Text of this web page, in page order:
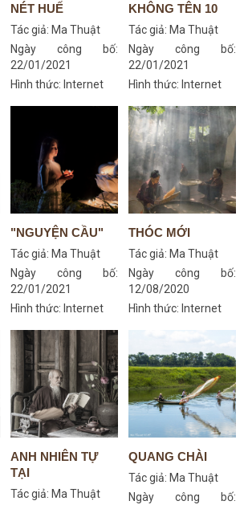
NÉT HUẾ
Tác giả: Ma Thuật
Ngày công bố:
22/01/2021
Hình thức: Internet
KHÔNG TÊN 10
Tác giả: Ma Thuật
Ngày công bố:
22/01/2021
Hình thức: Internet
"NGUYỆN CẦU"
Tác giả: Ma Thuật
Ngày công bố:
22/01/2021
Hình thức: Internet
THÓC MỚI
Tác giả: Ma Thuật
Ngày công bố:
12/08/2020
Hình thức: Internet
ANH NHIÊN TỰ
TẠI
Tác giả: Ma Thuật
QUANG CHÀI
Tác giả: Ma Thuật
Ngày công bố: